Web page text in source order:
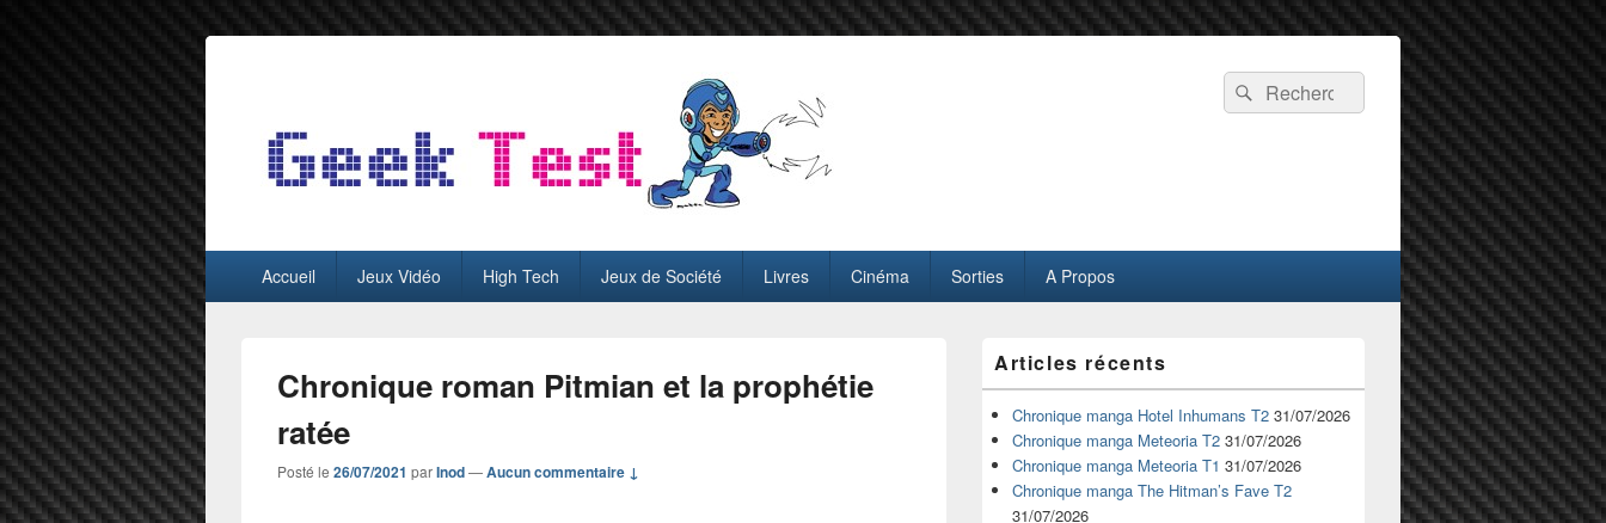
GeekTest
Recherche :
Rechercher
principalAccueil Jeux Vidéo High Tech Jeux de Société Livres Cinéma Sorties A Propos
Chronique roman Pitmian et la prophétie
ratée
Posté le 26/07/2021 parInod—Aucun commentaire ↓
principale
de
widget
pour
barre
latérale
Articles récents
Chronique manga Hotel Inhumans T2 31/07/2026
Chronique manga Meteoria T2 31/07/2026
Chronique manga Meteoria T1 31/07/2026
Chronique manga The Hitman’s Fave T2
31/07/2026